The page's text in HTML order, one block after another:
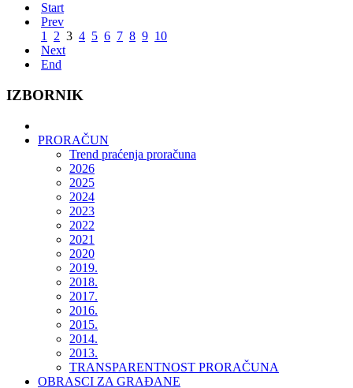
Start
Prev
1
2 3 4 5 6 7 8 9 10
Next
End
IZBORNIK
PRORAČUN
Trend praćenja proračuna
2026
2025
2024
2023
2022
2021
2020
2019.
2018.
2017.
2016.
2015.
2014.
2013.
TRANSPARENTNOST PRORAČUNA
OBRASCI ZA GRAĐANE